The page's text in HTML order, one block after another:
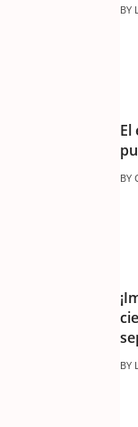
BY
BY
BY